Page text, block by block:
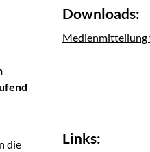
die
Downloads:
Medienmitteilung
Links: